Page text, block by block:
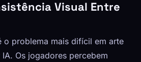
Visual Entre
o problema mais difícil em arte
Os jogadores percebem